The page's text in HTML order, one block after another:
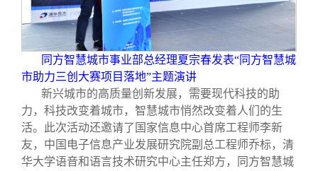
同方智慧城市事业部总经理夏宗春发表“同方智慧城
市助力三创大赛项目落地”主题演讲
新兴城市的高质量创新发展，需要现代科技的助
力，科技改变着城市，智慧城市悄然改变着人们的生
活。此次活动还邀请了国家信息中心首席工程师李新
友，中国电子信息产业发展研究院副总工程师乔标，清
华大学语音和语言技术研究中心主任郑方，同方智慧城